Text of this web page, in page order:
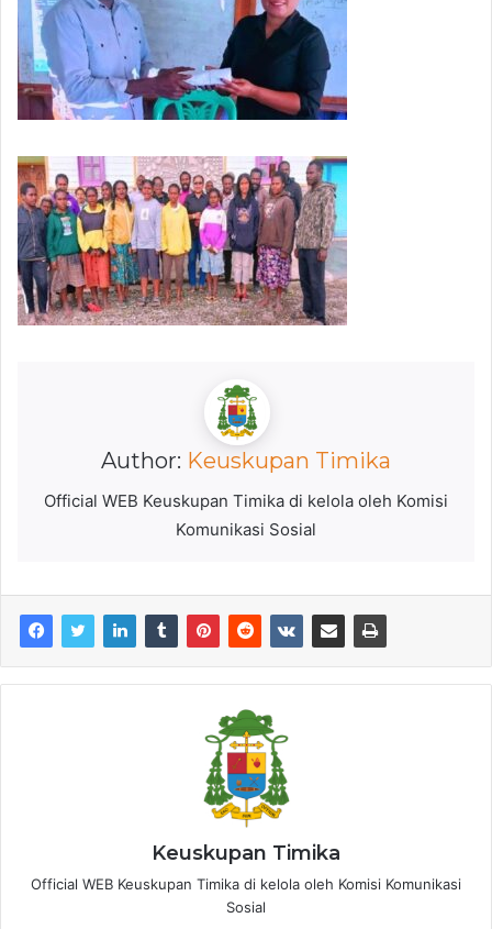
Author: Keuskupan Timika
Official WEB Keuskupan Timika di kelola oleh Komisi
Komunikasi Sosial
Keuskupan Timika
Official WEB Keuskupan Timika di kelola oleh Komisi Komunikasi
Sosial